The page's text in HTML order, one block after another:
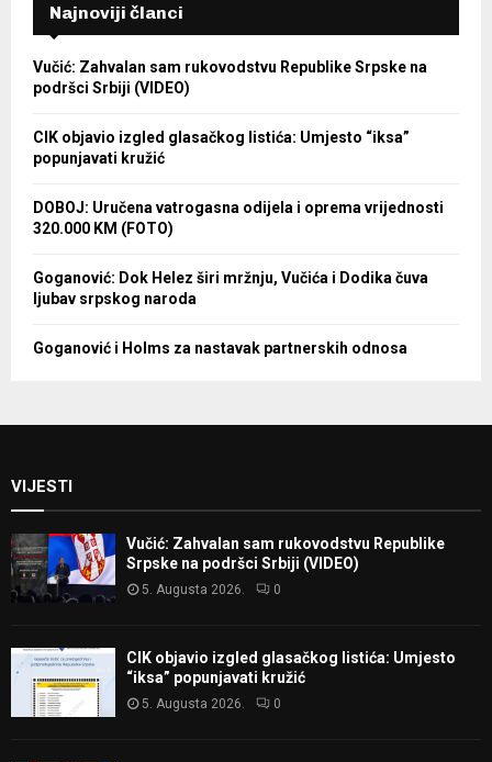
Najnoviji članci
Vučić: Zahvalan sam rukovodstvu Republike Srpske na
podršci Srbiji (VIDEO)
CIK objavio izgled glasačkog listića: Umjesto “iksa”
popunjavati kružić
DOBOJ: Uručena vatrogasna odijela i oprema vrijednosti
320.000 KM (FOTO)
Goganović: Dok Helez širi mržnju, Vučića i Dodika čuva
ljubav srpskog naroda
Goganović i Holms za nastavak partnerskih odnosa
VIJESTI
Vučić: Zahvalan sam rukovodstvu Republike
Srpske na podršci Srbiji (VIDEO)
5. Augusta 2026. 0
CIK objavio izgled glasačkog listića: Umjesto
“iksa” popunjavati kružić
5. Augusta 2026. 0